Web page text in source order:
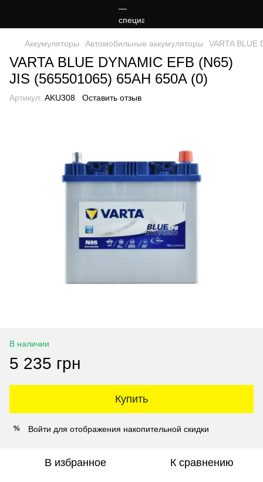
Аккумуляторы Автомобильные аккумуляторы VARTA BLUE
VARTA BLUE DYNAMIC EFB (N65)
JIS (565501065) 65AH 650A (0)
Артикул: AKU308 Оставить отзыв
В наличии
5 235 грн
Купить
% Войти для отображения накопительной скидки
В избранное К сравнению